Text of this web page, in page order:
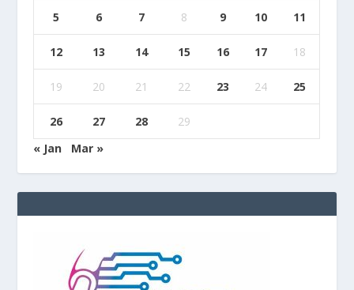
5 6 7 8 9 10 11
12 13 14 15 16 17 18
19 20 21 22 23 24 25
26 27 28
29
« Jan
Mar »